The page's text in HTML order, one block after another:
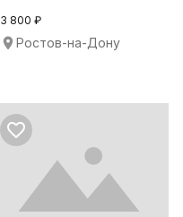
3 800 ₽
Ростов-на-Дону